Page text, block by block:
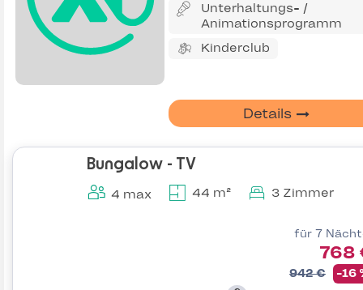
Unterhaltungs- /
Animationsprogramm
Kinderclub
Details
Bungalow - TV
4 max 44 m² 3 Zimmer
für 7
768
942 € -16